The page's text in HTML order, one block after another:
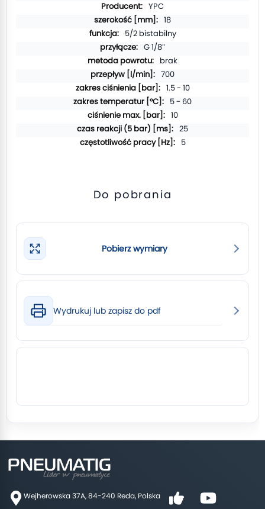
YPC
18
5/2 bistabilny
G 1/8″
brak
700
1.5 - 10
5 - 60
10
25
5
Do pobrania
Pobierz wymiary
Wydrukuj lub zapisz do pdf
Wejherowska 37A, 84-240 Reda, Polska